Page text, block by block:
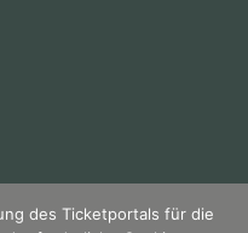
des Ticketportals für die